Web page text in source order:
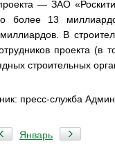
— ЗАО
более 13
В
проекта (в
строительных
пресс-служба
Январь